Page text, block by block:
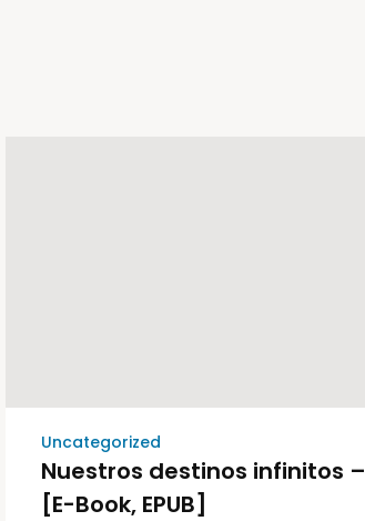
Uncategorized
Nuestros destinos infinitos –
[E-Book, EPUB]